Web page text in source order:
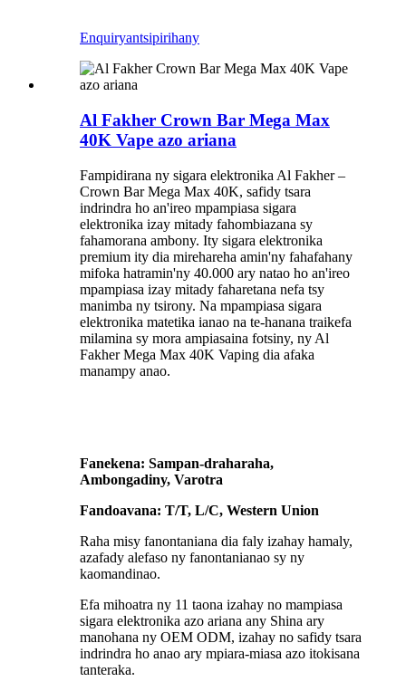
Enquiryantsipirihany
Al Fakher Crown Bar Mega Max
40K Vape azo ariana
Fampidirana ny sigara elektronika Al Fakher –
Crown Bar Mega Max 40K, safidy tsara
indrindra ho an'ireo mpampiasa sigara
elektronika izay mitady fahombiazana sy
fahamorana ambony. Ity sigara elektronika
premium ity dia mirehareha amin'ny fahafahany
mifoka hatramin'ny 40.000 ary natao ho an'ireo
mpampiasa izay mitady faharetana nefa tsy
manimba ny tsirony. Na mpampiasa sigara
elektronika matetika ianao na te-hanana traikefa
milamina sy mora ampiasaina fotsiny, ny Al
Fakher Mega Max 40K Vaping dia afaka
manampy anao.
Fanekena: Sampan-draharaha,
Ambongadiny, Varotra
Fandoavana: T/T, L/C, Western Union
Raha misy fanontaniana dia faly izahay hamaly,
azafady alefaso ny fanontanianao sy ny
kaomandinao.
Efa mihoatra ny 11 taona izahay no mampiasa
sigara elektronika azo ariana any Shina ary
manohana ny OEM ODM, izahay no safidy tsara
indrindra ho anao ary mpiara-miasa azo itokisana
tanteraka.